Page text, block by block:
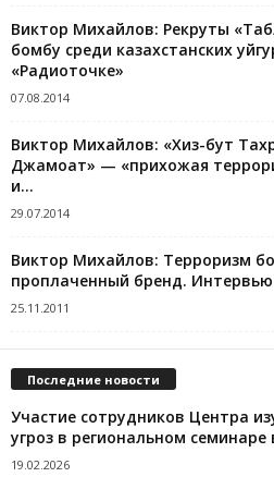
Виктор Михайлов: Рекруты
бомбу среди казахстанских
«Радиоточке»
07.08.2014
Виктор Михайлов: «Хиз-бут
Джамоат» — «прихожая
и...
29.07.2014
Виктор Михайлов: Терроризм
проплаченный бренд.
25.11.2011
Последние новости
Участие сотрудников Центра
угроз в региональном
19.02.2026